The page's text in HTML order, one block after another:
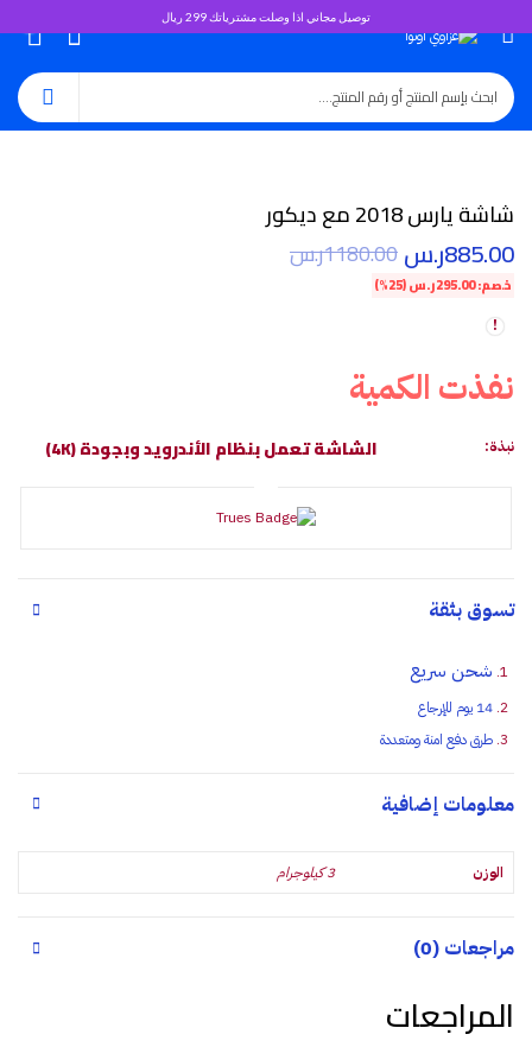
توصيل مجاني اذا وصلت مشترياتك 299 ريال
شاشة يارس 2018 مع ديكور
885.00ر.س1180.00ر.س
خصم:295.00ر.س(25%)
نفذت الكمية
نبذة: الشاشة تعمل بنظام الأندرويد وبجودة (4K)
تسوق بثقة
شحن سريع
14 يوم للإرجاع
طرق دفع امنة ومتعددة
معلومات إضافية
الوزن 3 كيلوجرام
مراجعات (0)
المراجعات